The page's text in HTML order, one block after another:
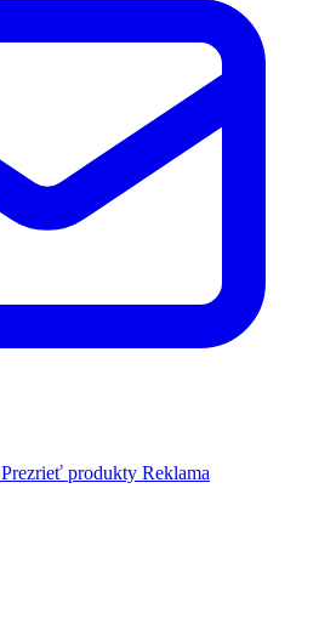
Prezrieť produkty Reklama